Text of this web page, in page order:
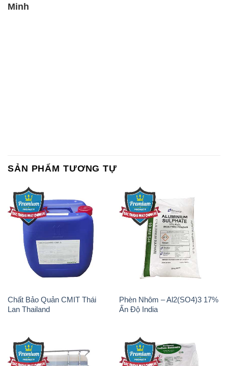
Minh
SẢN PHẨM TƯƠNG TỰ
Chất Bảo Quản CMIT Thái
Lan Thailand
Phèn Nhôm – Al2(SO4)3 17%
Ấn Độ India